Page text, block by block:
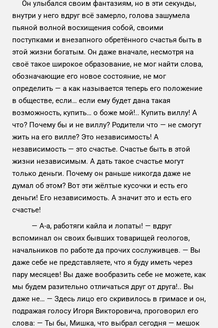
Он улыбался своим фантазиям, но в эти секунды,
внутри у него вдруг всё замерло, голова зашумела
пьяной волной восхищения собой, своими
поступками и внезапного обретённого счастья быть в
этой жизни богатым. Он даже вначале, несмотря на
своё такое широкое образование, не мог найти слова,
обозначающие его новое состояние, не мог
определить — а как называется теперь его положение
в обществе, если… если ему будет дана такая
возможность, купить… о боже мой!.. Купить виллу! А
что? Почему бы и не виллу? Родители что — не смогут
жить на его вилле? Это независимость! А
независимость — это счастье. Счастье быть в этой
жизни независимым. А дать такое счастье могут
только деньги. Почему он раньше никогда даже не
думал об этом? Вот эти жёлтые кусочки и есть его
деньги! Его независимость. А значит это и есть его
счастье!
— А-а, работяги кайла и лопаты! — вдруг
вспоминал он своих бывших товарищей геологов,
начальников по работе да прочих сослуживцев. — Вы
даже себе не представляете, что я буду иметь через
пару месяцев! Вы даже вообразить себе не можете, как
мы будем разительно отличаться друг от друга!.. Вы
даже не… — Здесь лицо его скривилось в гримасе и он,
подражая голосу Игоря Викторовича, проговорил его
слова: — Ты бы, Мишка, что выбрал сегодня — мешок